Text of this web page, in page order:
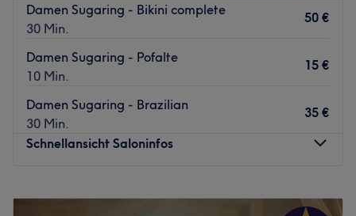
Damen Sugaring - Bikini complete
30 Min.
50 €
Damen Sugaring - Pofalte
10 Min.
15 €
Damen Sugaring - Brazilian
30 Min.
35 €
Schnellansicht Saloninfos
20:00